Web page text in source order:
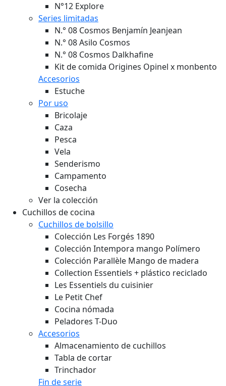
N°12 Explore
Series limitadas
N.° 08 Cosmos Benjamín Jeanjean
N.° 08 Asilo Cosmos
N.° 08 Cosmos Dalkhafine
Kit de comida Origines Opinel x monbento
Accesorios
Estuche
Por uso
Bricolaje
Caza
Pesca
Vela
Senderismo
Campamento
Cosecha
Ver la colección
Cuchillos de cocina
Cuchillos de bolsillo
Colección Les Forgés 1890
Colección Intempora mango Polímero
Colección Parallèle Mango de madera
Collection Essentiels + plástico reciclado
Les Essentiels du cuisinier
Le Petit Chef
Cocina nómada
Peladores T-Duo
Accesorios
Almacenamiento de cuchillos
Tabla de cortar
Trinchador
Fin de serie